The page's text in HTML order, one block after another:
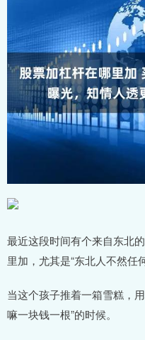
最近这段时间有个来自东北
里加，尤其是“东北人不然任
当这个孩子推着一箱雪糕，
嘛一块钱一根”的时候。